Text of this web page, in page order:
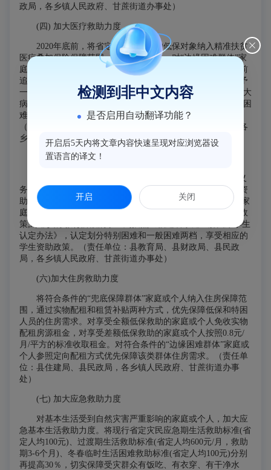
政局，各乡镇人民政府、甘蔗街道办事处）
(四) 加大医疗救助力度
2020年底前，将省定扶贫标准下的低保对象纳入精准扶贫
医疗叠加保险保障范围，享受相应待遇。对“边缘困难群体”家
庭或个人，因发生大额医疗费用，经认定为低保对象的，往前
追溯12个月的个人负担医疗费用，按医疗救助政策计算，给予
一次性医疗救助。2021年以后，完善城乡统筹的“基本医保一大
病医保医疗救助”三重综合医疗保障长效机制，精准分类解决困
难群众就医负担问题，防止因病返贫致贫，实现稳定脱贫。
（责任单位：县医保局、县财政局、县民政局、县卫健局，各
乡镇人民政府、甘蔗街道办事处）
(五) 加大教育救助力度
对“兜底保障群体”家庭的适龄子女落实学前教育资助、义
务教育资助、普通高中资助、中职教育资助和普通高等教育资
助5大类教育资助政策。对“边缘困难群体”和“其他困难群体”家
庭的适龄子女落实义务教育阶段免除学杂费、教材费等资助政
策;对非义务教育阶段的学生则按照《福建省家庭经济困难学生
认定办法》，认定划分特别困难和一般困难两档，享受相应的
学生资助政策。（责任单位：县教育局、县财政局、县民政
局，各乡镇人民政府、甘蔗街道办事处）
(六)加大住房救助力度
将符合条件的“兜底保障群体”家庭或个人纳入住房保障范
围，通过实物配租和租赁补贴两种方式，优先保障低保和特困
人员的住房需求。对享受全额低保救助的家庭或个人免收实物
配租房源租金，对享受差额低保救助的家庭或个人按照0.8元/
月/平方的标准收取租金。对符合条件的“边缘困难群体”家庭或
个人参照定向配租方式优先保障该类群体住房需求。（责任单
位：县住建局、县民政局，各乡镇人民政府、甘蔗街道办事
处）
(七) 加大应急救助力度
对基本生活受到自然灾害严重影响的家庭或个人，加大应
急基本生活救助力度。将现行省定灾民应急期生活救助标准(省
定人均100元)、过渡期生活救助标准(省定人均600元/月，救助
期3-6个月)、冬春临时生活困难救助标准(省定人均100元)分别
再提高30％，切实保障受灾群众有饭吃、有衣穿、有干净水
检测到非中文内容
是否启用自动翻译功能？
开启后5天内将文章内容快速呈现对应浏览器设
置语言的译文！
开启 关闭